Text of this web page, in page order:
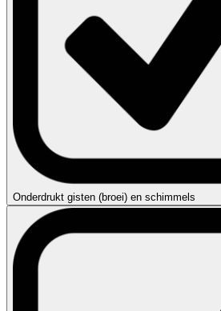
Onderdrukt gisten (broei) en schimmels